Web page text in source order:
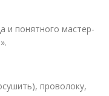
и понятного мастер-
проволоку,